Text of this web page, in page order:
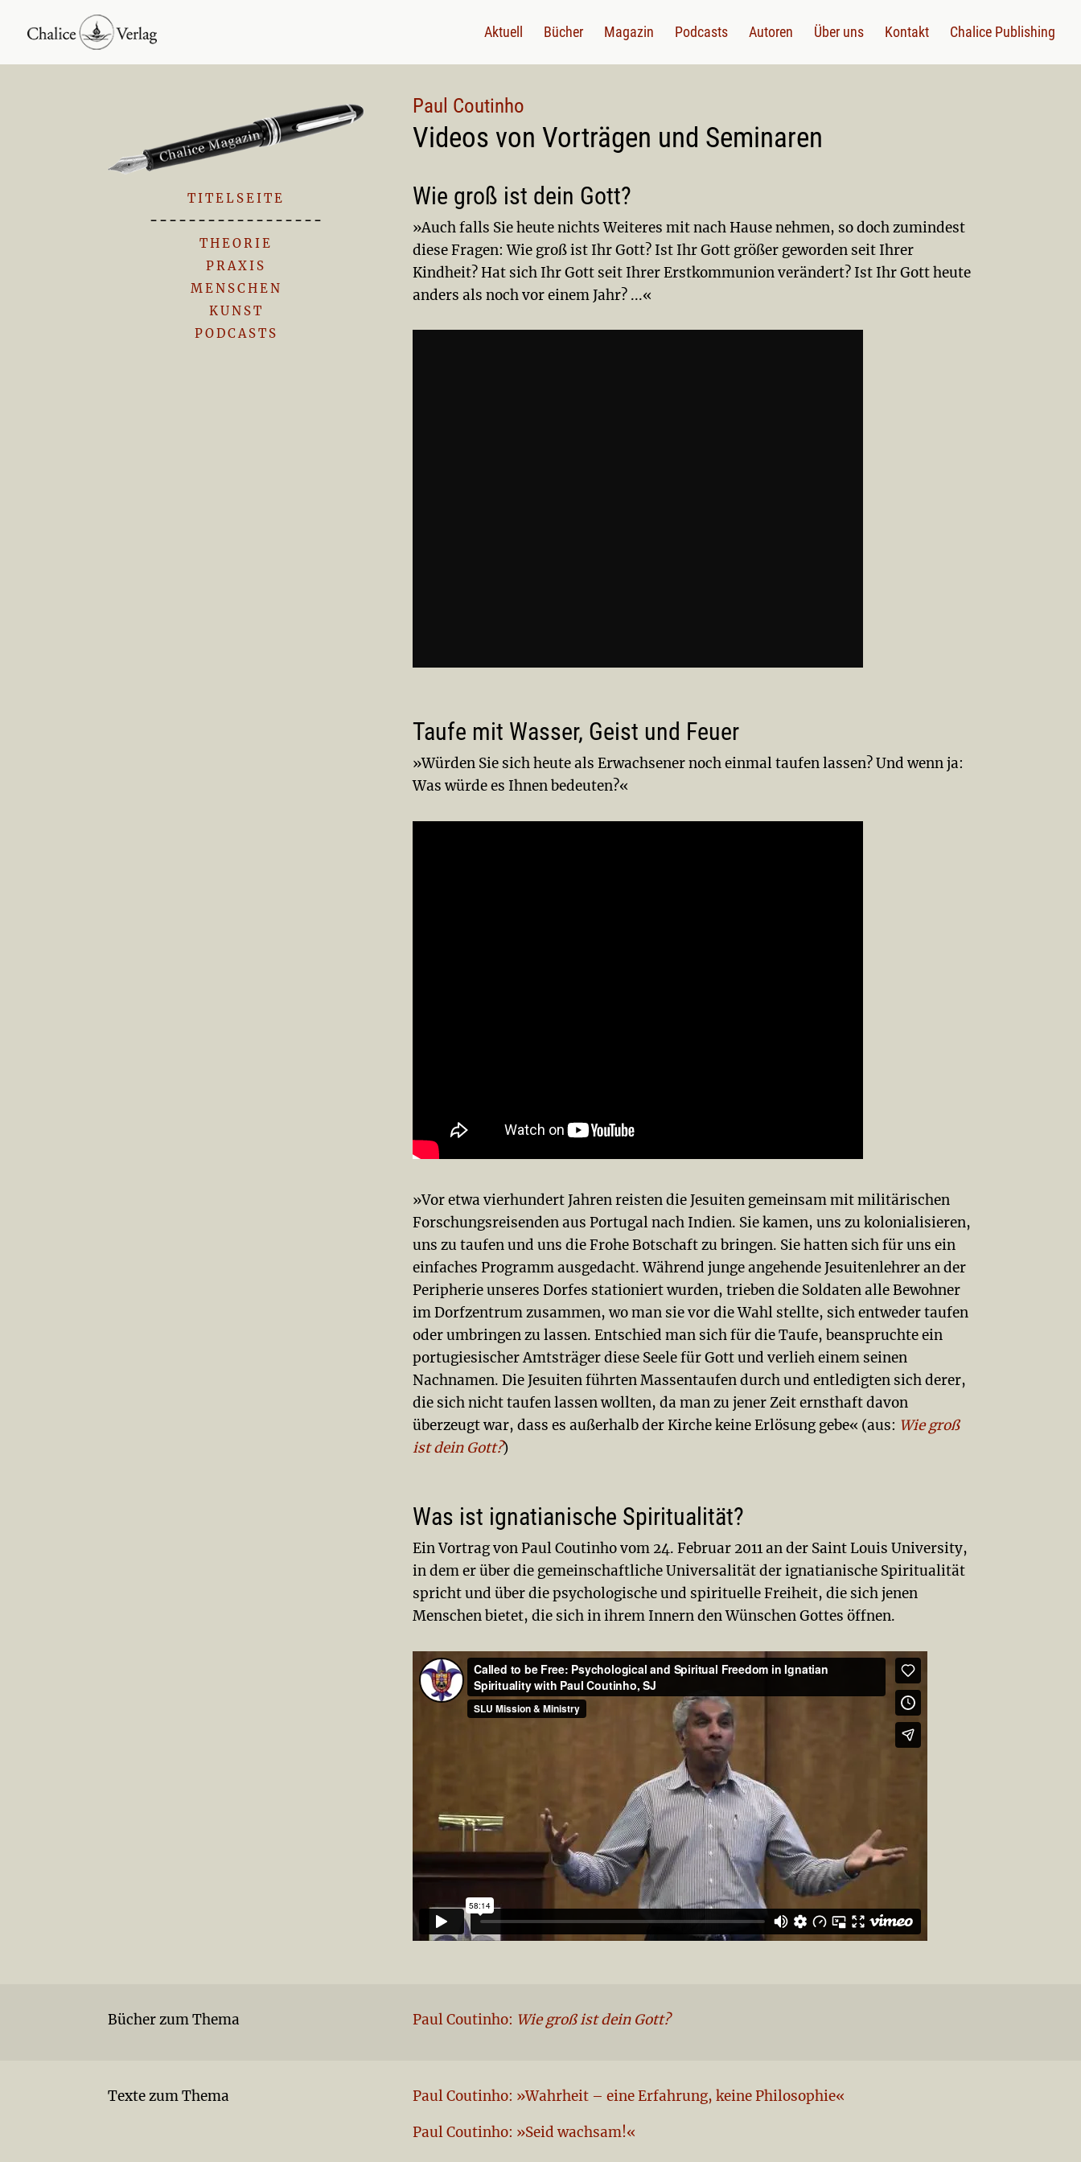
Aktuell Bücher Magazin Podcasts Autoren Über uns Kontakt Chalice Publishing
TITELSEITE
------------------
THEORIE
PRAXIS
MENSCHEN
KUNST
PODCASTS
Paul Coutinho
Videos von Vorträgen und Seminaren
Wie groß ist dein Gott?
»Auch falls Sie heute nichts Weiteres mit nach Hause nehmen, so doch zumindest
diese Fragen: Wie groß ist Ihr Gott? Ist Ihr Gott größer geworden seit Ihrer
Kindheit? Hat sich Ihr Gott seit Ihrer Erstkommunion verändert? Ist Ihr Gott heute
anders als noch vor einem Jahr? ...«
Taufe mit Wasser, Geist und Feuer
»Würden Sie sich heute als Erwachsener noch einmal taufen lassen? Und wenn ja:
Was würde es Ihnen bedeuten?«
»Vor etwa vierhundert Jahren reisten die Jesuiten gemeinsam mit militärischen
Forschungsreisenden aus Portugal nach Indien. Sie kamen, uns zu kolonialisieren,
uns zu taufen und uns die Frohe Botschaft zu bringen. Sie hatten sich für uns ein
einfaches Programm ausgedacht. Während junge angehende Jesuitenlehrer an der
Peripherie unseres Dorfes stationiert wurden, trieben die Soldaten alle Bewohner
im Dorfzentrum zusammen, wo man sie vor die Wahl stellte, sich entweder taufen
oder umbringen zu lassen. Entschied man sich für die Taufe, beanspruchte ein
portugiesischer Amtsträger diese Seele für Gott und verlieh einem seinen
Nachnamen. Die Jesuiten führten Massentaufen durch und entledigten sich derer,
die sich nicht taufen lassen wollten, da man zu jener Zeit ernsthaft davon
überzeugt war, dass es außerhalb der Kirche keine Erlösung gebe« (aus: Wie groß
ist dein Gott?)
Was ist ignatianische Spiritualität?
Ein Vortrag von Paul Coutinho vom 24. Februar 2011 an der Saint Louis University,
in dem er über die gemeinschaftliche Universalität der ignatianische Spiritualität
spricht und über die psychologische und spirituelle Freiheit, die sich jenen
Menschen bietet, die sich in ihrem Innern den Wünschen Gottes öffnen.
Bücher zum Thema Paul Coutinho: Wie groß ist dein Gott?
Texte zum Thema Paul Coutinho: »Wahrheit – eine Erfahrung, keine Philosophie«
Paul Coutinho: »Seid wachsam!«